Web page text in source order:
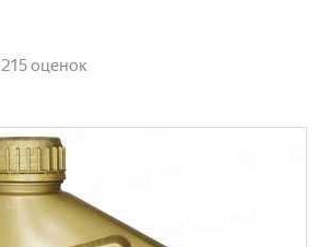
215 оценок